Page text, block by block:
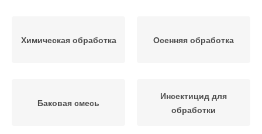
Химическая обработка Осенняя обработка
Баковая смесь
Инсектицид для
обработки